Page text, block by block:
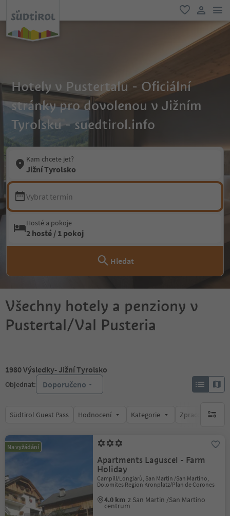
oblíbené
Hotely v Pustertalu - Oficiální
stránky pro dovolenou v Jižním
Tyrolsku - suedtirol.info
Kam chcete jet?
Jižní Tyrolsko
Vybrat termín
Hosté a pokoje
2 hosté / 1 pokoj
Hledat
Všechny hotely a penziony v
Pustertal/Val Pusteria
1980Výsledky- Jižní Tyrolsko
Objednat: Doporučeno
Südtirol Guest Pass Hodnocení Kategorie Zpracovávábrak
Na vyžádání
Apartments Laguscel - Farm
Holiday
Campill/Longiarù, San Martin /San Martino,
Dolomites Region Kronplatz/Plan de Corones
4.0 km z San Martin /San Martino
centrum